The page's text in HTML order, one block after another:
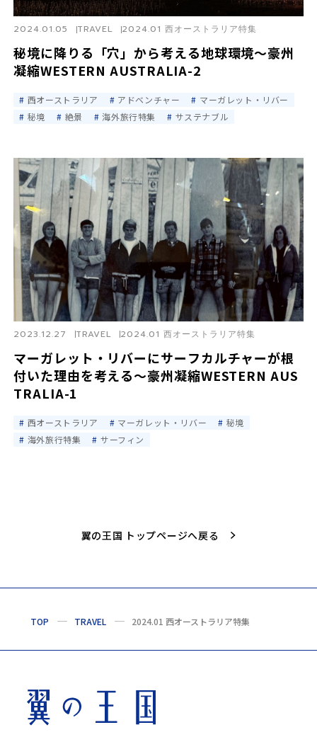
秘境に降りる「穴」から考える地球環境〜豪州
凝縮WESTERN AUSTRALIA-2
2024.01.05 TRAVEL 2024.01 西オーストラリア特集
西オーストラリア アドベンチャー
マーガレット・リバー
秘境
絶景 海外旅行特集 サステナブル
マーガレット・リバーにサーフカルチャーが根
付いた理由を考える〜豪州凝縮WESTERN AUS
TRALIA-1
2023.12.27 TRAVEL 2024.01 西オーストラリア特集
西オーストラリア マーガレット・リバー
秘境
海外旅行特集
サーフィン
翼の王国 トップページへ戻る
TOP TRAVEL 2024.01 西オーストラリア特集